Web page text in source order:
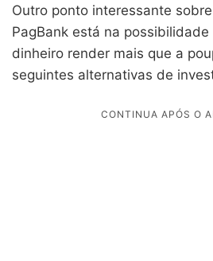
Outro ponto interessante
PagBank está na
dinheiro render mais que a
seguintes alternativas de